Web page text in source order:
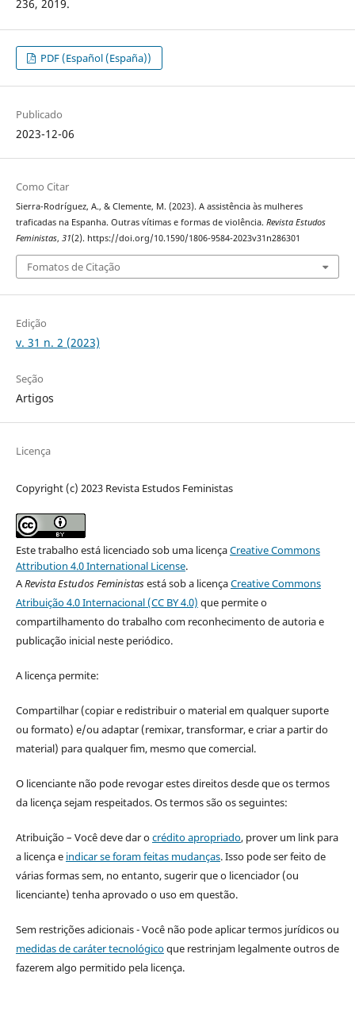
236, 2019.
PDF (Español (España))
Publicado
2023-12-06
Como Citar
Sierra-Rodríguez, A., & Clemente, M. (2023). A assistência às mulheres
traficadas na Espanha. Outras vítimas e formas de violência. Revista Estudos
Feministas, 31(2). https://doi.org/10.1590/1806-9584-2023v31n286301
Fomatos de Citação
Edição
v. 31 n. 2 (2023)
Seção
Artigos
Licença
Copyright (c) 2023 Revista Estudos Feministas
Este trabalho está licenciado sob uma licençaCreative Commons
Attribution 4.0 International License.
ARevista Estudos Feministasestá sob a licençaCreative Commons
Atribuição 4.0 Internacional (CC BY 4.0) que permite o
compartilhamento do trabalho com reconhecimento de autoria e
publicação inicial neste periódico.
A licença permite:
Compartilhar (copiar e redistribuir o material em qualquer suporte
ou formato) e/ou adaptar (remixar, transformar, e criar a partir do
material) para qualquer fim, mesmo que comercial.
O licenciante não pode revogar estes direitos desde que os termos
da licença sejam respeitados. Os termos são os seguintes:
Atribuição – Você deve dar ocrédito apropriado, prover um link para
a licença e indicar se foram feitas mudanças. Isso pode ser feito de
várias formas sem, no entanto, sugerir que o licenciador (ou
licenciante) tenha aprovado o uso em questão.
Sem restrições adicionais - Você não pode aplicar termos jurídicos ou
medidas de caráter tecnológicoque restrinjam legalmente outros de
fazerem algo permitido pela licença.